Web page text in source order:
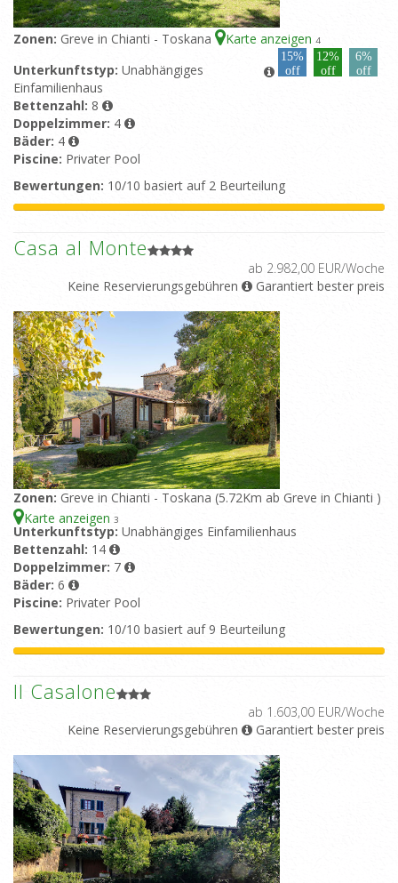
Zonen: Greve in Chianti - Toskana Karte anzeigen 4
15%
off
12%
off
6%
off
Unterkunftstyp: Unabhängiges
Einfamilienhaus
Bettenzahl: 8
Doppelzimmer: 4
Bäder: 4
Piscine: Privater Pool
Bewertungen: 10/10 basiert auf 2 Beurteilung
Casa al Monte
ab 2.982,00 EUR/Woche
Keine Reservierungsgebühren
Garantiert bester preis
Zonen: Greve in Chianti - Toskana (5.72Km ab Greve in Chianti )
Karte anzeigen 3
Unterkunftstyp: Unabhängiges Einfamilienhaus
Bettenzahl: 14
Doppelzimmer: 7
Bäder: 6
Piscine: Privater Pool
Bewertungen: 10/10 basiert auf 9 Beurteilung
Il Casalone
ab 1.603,00 EUR/Woche
Keine Reservierungsgebühren
Garantiert bester preis